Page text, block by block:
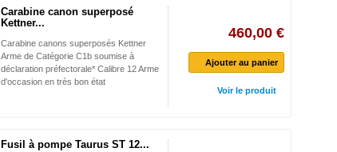
Carabine canon superposé
Kettner...
Carabine canons superposés Kettner
Arme de Catégorie C1b soumise à
déclaration préfectorale* Calibre 12 Arme
d'occasion en très bon état
460,00 €
Ajouter au panier
Voir le produit
Fusil à pompe Taurus ST 12...